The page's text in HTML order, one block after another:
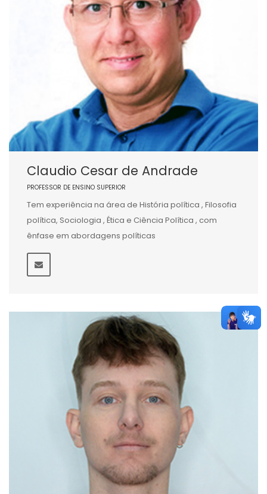
Claudio Cesar de Andrade
PROFESSOR DE ENSINO SUPERIOR
Tem experiência na área de História política , Filosofia
política, Sociologia , Ética e Ciência Política , com
ênfase em abordagens políticas